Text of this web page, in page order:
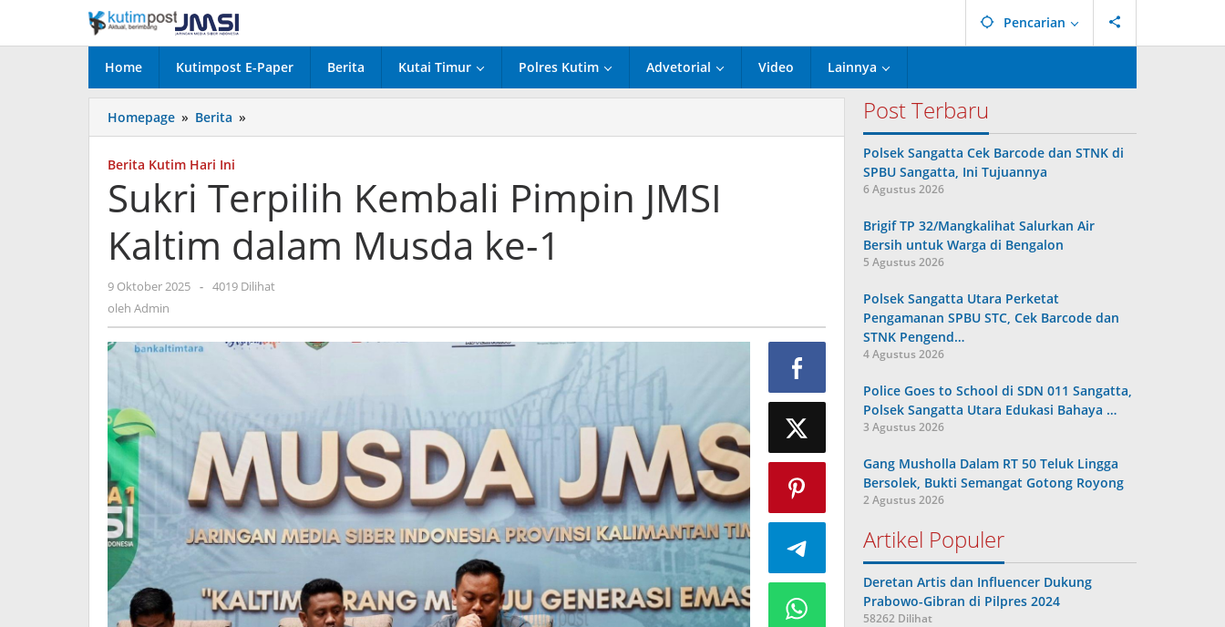
konten
Pencarian
Home Kutimpost E-Paper Berita Kutai Timur Polres Kutim Advetorial Video Lainnya
Homepage » Berita »
Terpilih
JMSI
Kaltim
dalam
Musda
1
Berita Kutim Hari Ini
Sukri Terpilih Kembali Pimpin JMSI
Kaltim dalam Musda ke-1
9 Oktober 2025 oleh
- 4019 Dilihat
oleh Admin
Post Terbaru
Polsek Sangatta Cek Barcode dan STNK di
SPBU Sangatta, Ini Tujuannya
6 Agustus 2026
Brigif TP 32/Mangkalihat Salurkan Air
Bersih untuk Warga di Bengalon
5 Agustus 2026
Polsek Sangatta Utara Perketat
Pengamanan SPBU STC, Cek Barcode dan
STNK Pengend…
4 Agustus 2026
Police Goes to School di SDN 011 Sangatta,
Polsek Sangatta Utara Edukasi Bahaya …
3 Agustus 2026
Gang Musholla Dalam RT 50 Teluk Lingga
Bersolek, Bukti Semangat Gotong Royong
2 Agustus 2026
Artikel Populer
Deretan Artis dan Influencer Dukung
Prabowo-Gibran di Pilpres 2024
58262 Dilihat